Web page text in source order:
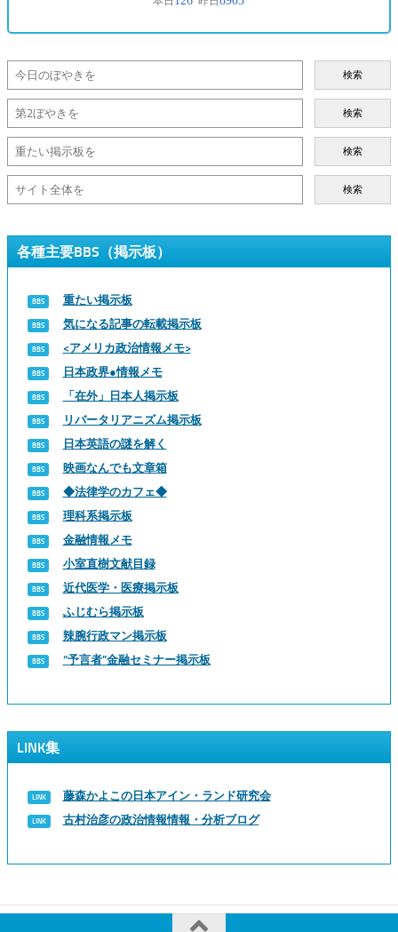
検索
検索
検索
検索
各種主要BBS（掲示板）
重たい掲示板
気になる記事の転載掲示板
<アメリカ政治情報メモ>
日本政界●情報メモ
「在外」日本人掲示板
リバータリアニズム掲示板
日本英語の謎を解く
映画なんでも文章箱
◆法律学のカフェ◆
理科系掲示板
金融情報メモ
小室直樹文献目録
近代医学・医療掲示板
ふじむら掲示板
辣腕行政マン掲示板
“予言者”金融セミナー掲示板
LINK集
藤森かよこの日本アイン・ランド研究会
古村治彦の政治情報情報・分析ブログ